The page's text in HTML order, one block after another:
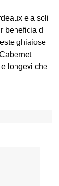
e a soli
beneficia di
ghiaiose
longevi che